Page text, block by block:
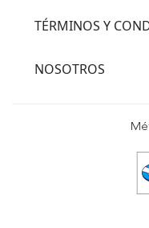
TÉRMINOS Y
NOSOTROS